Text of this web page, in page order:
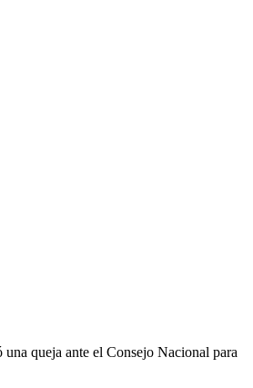
queja ante el Consejo Nacional para